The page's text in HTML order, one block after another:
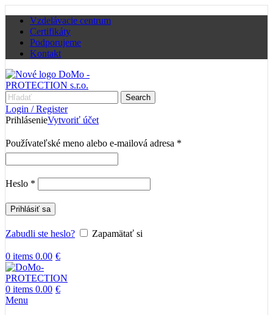
Vzdelávacie centrum
Certifikáty
Podporujeme
Kontakt
Search
Login / Register
PrihlásenieVytvoriť účet
Používateľské meno alebo e-mailová adresa *
Heslo *
Prihlásiť sa
Zabudli ste heslo? Zapamätať si
0 items 0.00 €
0 items 0.00 €
Menu